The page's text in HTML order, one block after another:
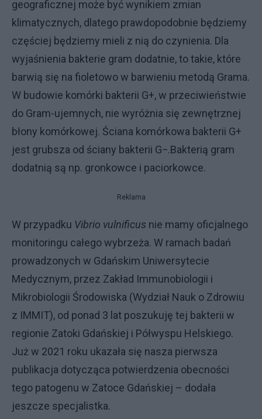
geograficznej może być wynikiem zmian
klimatycznych, dlatego prawdopodobnie będziemy
częściej będziemy mieli z nią do czynienia. Dla
wyjaśnienia bakterie gram dodatnie, to takie, które
barwią się na fioletowo w barwieniu metodą Grama.
W budowie komórki bakterii G+, w przeciwieństwie
do Gram-ujemnych, nie wyróżnia się zewnętrznej
błony komórkowej. Ściana komórkowa bakterii G+
jest grubsza od ściany bakterii G−.Bakterią gram
dodatnią są np. gronkowce i paciorkowce.
Reklama
W przypadku Vibrio vulnificus nie mamy oficjalnego
monitoringu całego wybrzeża. W ramach badań
prowadzonych w Gdańskim Uniwersytecie
Medycznym, przez Zakład Immunobiologii i
Mikrobiologii Środowiska (Wydział Nauk o Zdrowiu
z IMMIT), od ponad 3 lat poszukuję tej bakterii w
regionie Zatoki Gdańskiej i Półwyspu Helskiego.
Już w 2021 roku ukazała się nasza pierwsza
publikacja dotycząca potwierdzenia obecności
tego patogenu w Zatoce Gdańskiej – dodała
jeszcze specjalistka.